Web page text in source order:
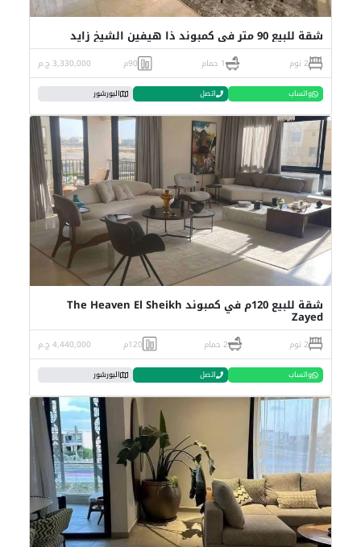
شقة للبيع 90 متر في كمبوند ذا هيفين الشيخ زايد
2 نوم 1 حمام 90م 3,330,000 ج.م
واتساب اتصل البورشور
شقة للبيع 120م في كمبوند The Heaven El Sheikh
Zayed
2 نوم 2 حمام 120م 4,440,000 ج.م
واتساب اتصل البورشور